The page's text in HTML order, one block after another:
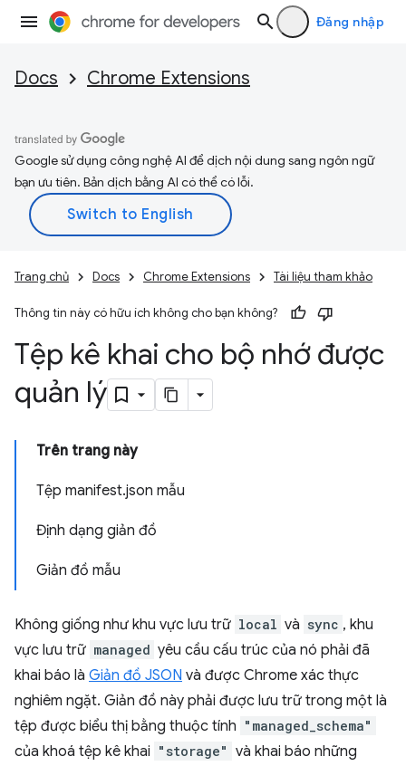
Đăng nhập
Docs Chrome Extensions
Google sử dụng công nghệ AI để dịch nội dung sang ngôn ngữ
bạn ưu tiên. Bản dịch bằng AI có thể có lỗi.
Trang chủ Docs Chrome Extensions Tài liệu tham khảo
Thông tin này có hữu ích không cho bạn không?
Tệp kê khai cho bộ nhớ được
quản lý
Trên trang này
Tệp manifest.json mẫu
Định dạng giản đồ
Giản đồ mẫu
Không giống như khu vực lưu trữ local và sync , khu
vực lưu trữ managed yêu cầu cấu trúc của nó phải đã
khai báo là Giản đồ JSON và được Chrome xác thực
nghiêm ngặt. Giản đồ này phải được lưu trữ trong một là
tệp được biểu thị bằng thuộc tính "managed_schema"
của khoá tệp kê khai "storage" và khai báo những